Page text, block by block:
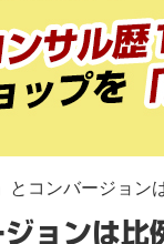
とコンバージョン
ジョンは比